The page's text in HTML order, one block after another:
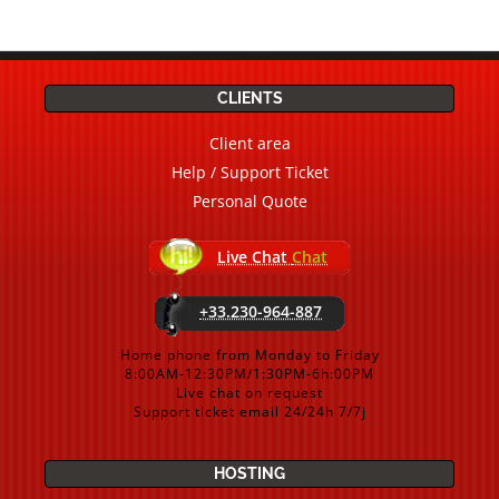
CLIENTS
Client area
Help / Support Ticket
Personal Quote
Live Chat Chat
+33.230-964-887
Home phone from Monday to Friday
8:00AM-12:30PM/1:30PM-6h:00PM
Live chat on request
Support ticket email 24/24h 7/7j
HOSTING